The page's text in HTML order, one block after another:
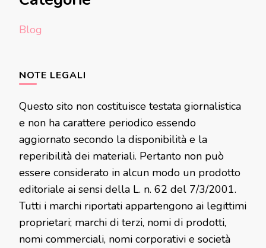
Blog
NOTE LEGALI
Questo sito non costituisce testata giornalistica
e non ha carattere periodico essendo
aggiornato secondo la disponibilità e la
reperibilità dei materiali. Pertanto non può
essere considerato in alcun modo un prodotto
editoriale ai sensi della L. n. 62 del 7/3/2001.
Tutti i marchi riportati appartengono ai legittimi
proprietari; marchi di terzi, nomi di prodotti,
nomi commerciali, nomi corporativi e società